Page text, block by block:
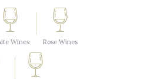
Wines Rose Wines